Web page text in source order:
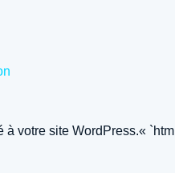
votre site WordPress.« `html